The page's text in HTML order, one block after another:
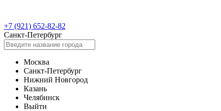
+7 (921) 652-82-82
Санкт-Петербург
Москва
Санкт-Петербург
Нижний Новгород
Казань
Челябинск
Выйти